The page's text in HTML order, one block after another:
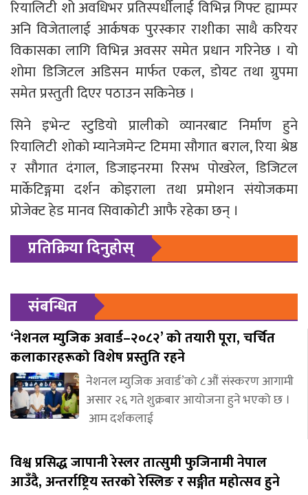
रियालिटी शो अवधिभर प्रतिस्पर्धीलाई विभिन्न गिफ्ट ह्याम्पर
अनि विजेतालाई आर्कषक पुरस्कार राशीका साथै करियर
विकासका लागि विभिन्न अवसर समेत प्रधान गरिनेछ । यो
शोमा डिजिटल अडिसन मार्फत एकल, डोयट तथा ग्रुपमा
समेत प्रस्तुती दिएर पठाउन सकिनेछ ।
सिने इभेन्ट स्टुडियो प्रालीको व्यानरबाट निर्माण हुने
रियालिटी शोको म्यानेजमेन्ट टिममा सौगात बराल, रिया श्रेष्ठ
र सौगात दंगाल, डिजाइनरमा रिसभ पोखरेल, डिजिटल
मार्केटिङ्गमा दर्शन कोइराला तथा प्रमोशन संयोजकमा
प्रोजेक्ट हेड मानव सिवाकोटी आफै रहेका छन् ।
प्रतिक्रिया दिनुहोस्
संबन्धित
‘नेशनल म्युजिक अवार्ड–२०८२’ को तयारी पूरा, चर्चित
कलाकारहरूको विशेष प्रस्तुति रहने
नेशनल म्युजिक अवार्ड’को ८औं संस्करण आगामी
असार २६ गते शुक्रबार आयोजना हुने भएको छ ।
आम दर्शकलाई
विश्व प्रसिद्ध जापानी रेस्लर तात्सुमी फुजिनामी नेपाल
आउँदै, अन्तर्राष्ट्रिय स्तरको रेस्लिङ र सङ्गीत महोत्सव हुने